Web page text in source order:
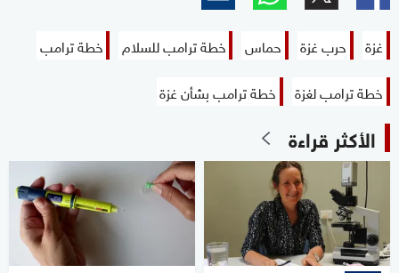
غزة حرب غزة حماس خطة ترامب للسلام
خطة ترامب
خطة ترامب لغزة
خطة ترامب بشأن غزة
الأكثر قراءة